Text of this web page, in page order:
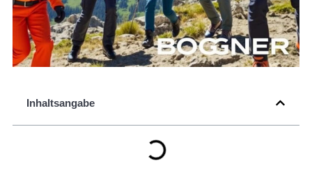
Inhaltsangabe